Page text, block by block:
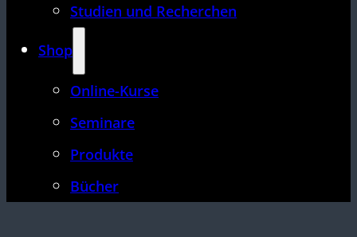
Studien und Recherchen
Shop
Online-Kurse
Seminare
Produkte
Bücher